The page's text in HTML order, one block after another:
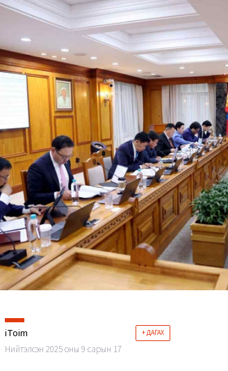
iToim + ДАГАХ
Нийтэлсэн 2025 оны 9 сарын 17